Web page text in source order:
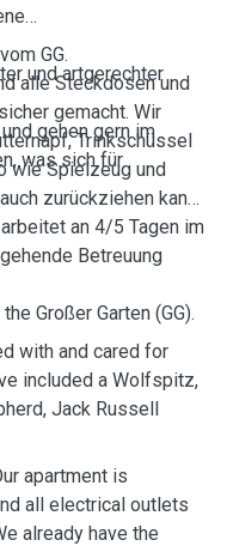
und artgerechter
gehen gern im
was sich für
GG.
alle Steckdosen und
gemacht. Wir
Trinkschüssel
wie Spielzeug und
zurückziehen kann.
an 4/5 Tagen im
Betreuung
Großer Garten (GG).
with and cared for
included a Wolfspitz,
Jack Russell
apartment is
all electrical outlets
already have the